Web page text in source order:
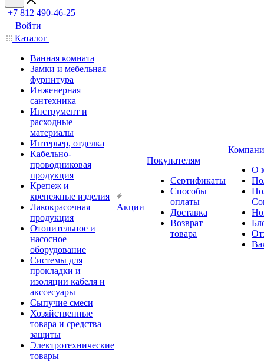
+7 812 490-46-25
Войти
Каталог
Ванная комната
Замки и мебельная
фурнитура
Инженерная
сантехника
Инструмент и
расходные
материалы
Интерьер, отделка
Кабельно-
проводниковая
продукция
Крепеж и
крепежные изделия
Лакокрасочная
продукция
Отопительное и
насосное
оборудование
Системы для
прокладки и
изоляции кабеля и
акссесуары
Сыпучие смеси
Хозяйственные
товара и средства
защиты
Электротехнические
товары
Акции
Покупателям
Сертификаты
Способы
оплаты
Доставка
Возврат
товара
О